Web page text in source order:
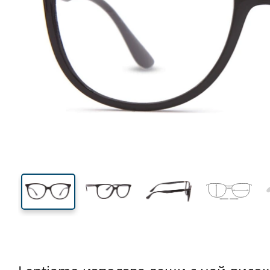
Ширина
45 mm
Височина на стъклото Ширина на стъклото
Ширина
на